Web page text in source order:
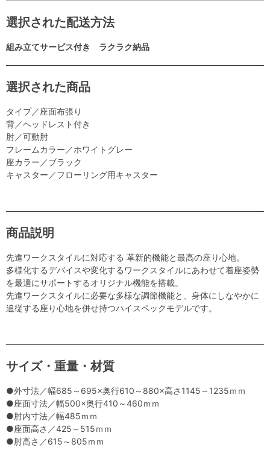
選択された配送方法
組み立てサービス付き ラクラク納品
選択された商品
タイプ／座面布張り
背／ヘッドレスト付き
肘／可動肘
フレームカラー／ホワイトグレー
座カラー／ブラック
キャスター／フローリング用キャスター
商品説明
先進ワークスタイルに対応する 革新的機能と最高の座り心地。
多様化するデバイスや変化するワークスタイルにあわせて着座姿勢
を最適にサポートするオリジナル機能を搭載。
先進ワークスタイルに必要な多様な調節機能と、身体にしなやかに
追従する座り心地を併せ持つハイスペックモデルです。
サイズ・重量・材質
●外寸法／幅685～695×奥行610～880×高さ1145～1235ｍｍ
●座面寸法／幅500×奥行410～460ｍｍ
●肘内寸法／幅485ｍｍ
●座面高さ／425～515ｍｍ
●肘高さ／615～805ｍｍ